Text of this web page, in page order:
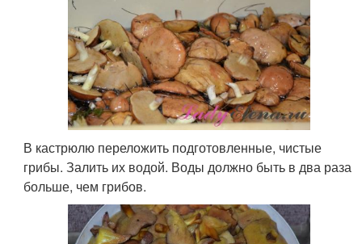
В кастрюлю переложить подготовленные, чистые
грибы. Залить их водой. Воды должно быть в два раза
больше, чем грибов.